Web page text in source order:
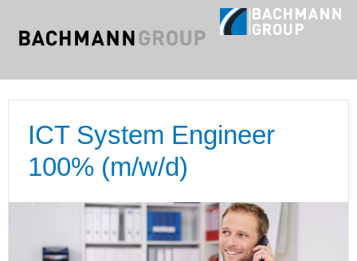
ICT System Engineer
100% (m/w/d)